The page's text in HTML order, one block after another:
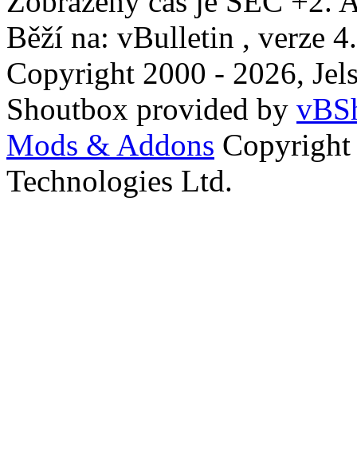
Běží na: vBulletin , verze
Copyright 2000 - 2026,
Shoutbox provided by
Mods & Addons
Technologies Ltd.